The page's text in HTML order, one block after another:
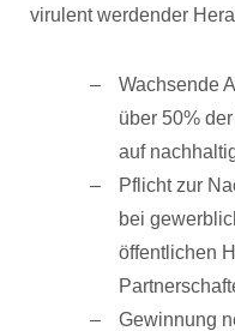
virulent werdender
Wachsende
über 50%
auf
Pflicht zur
bei
öffentlichen
Gewinnung